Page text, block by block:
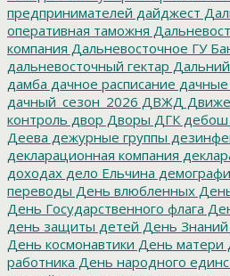
предпринимателей дайджест
оперативная таможня
компания Дальневосточное ГУ
дальневосточный гектар
дамба дачное расписание дачные
дачный_сезон_2026 ДВЖД
контроль двор Дворы ДГК дебош
Деева дежурные группы
декларационная компания
доходах дело Ельчина
переводы День влюбленных
День Государственного флага
день защиты детей День Знаний
День космонавтики День матери
работника День народного